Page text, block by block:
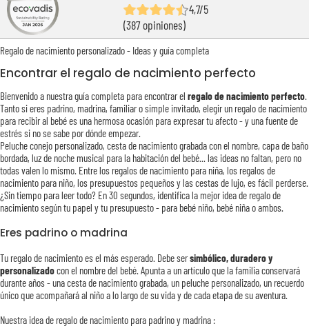
4,7/5
(387 opiniones)
Regalo de nacimiento personalizado - Ideas y guía completa
Encontrar el regalo de nacimiento perfecto
Bienvenido a nuestra guía completa para encontrar el regalo de nacimiento perfecto.
Tanto si eres padrino, madrina, familiar o simple invitado, elegir un regalo de nacimiento
para recibir al bebé es una hermosa ocasión para expresar tu afecto - y una fuente de
estrés si no se sabe por dónde empezar.
Peluche conejo personalizado, cesta de nacimiento grabada con el nombre, capa de baño
bordada, luz de noche musical para la habitación del bebé... las ideas no faltan, pero no
todas valen lo mismo. Entre los regalos de nacimiento para niña, los regalos de
nacimiento para niño, los presupuestos pequeños y las cestas de lujo, es fácil perderse.
¿Sin tiempo para leer todo? En 30 segundos, identifica la mejor idea de regalo de
nacimiento según tu papel y tu presupuesto - para bebé niño, bebé niña o ambos.
Eres padrino o madrina
Tu regalo de nacimiento es el más esperado. Debe sersimbólico, duradero y
personalizadocon el nombre del bebé. Apunta a un artículo que la familia conservará
durante años - una cesta de nacimiento grabada, un peluche personalizado, un recuerdo
único que acompañará al niño a lo largo de su vida y de cada etapa de su aventura.
Nuestra idea de regalo de nacimiento para padrino y madrina :